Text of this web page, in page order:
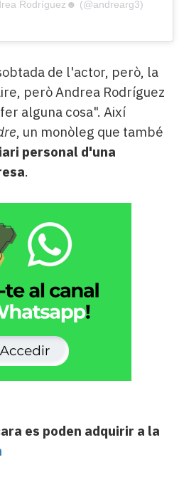
Rodríguez☻ (@andrearg3)
de l'actor, però, la
però Andrea Rodríguez
alguna cosa". Així
, un monòleg que també
personal d'una
.
es poden adquirir a la